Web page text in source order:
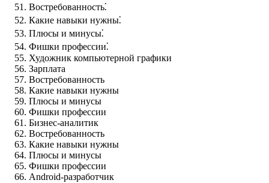
Востребованность⁚
Какие навыки нужны⁚
Плюсы и минусы⁚
Фишки профессии⁚
Художник компьютерной графики
Зарплата
Востребованность
Какие навыки нужны
Плюсы и минусы
Фишки профессии
Бизнес-аналитик
Востребованность
Какие навыки нужны
Плюсы и минусы
Фишки профессии
Android-разработчик